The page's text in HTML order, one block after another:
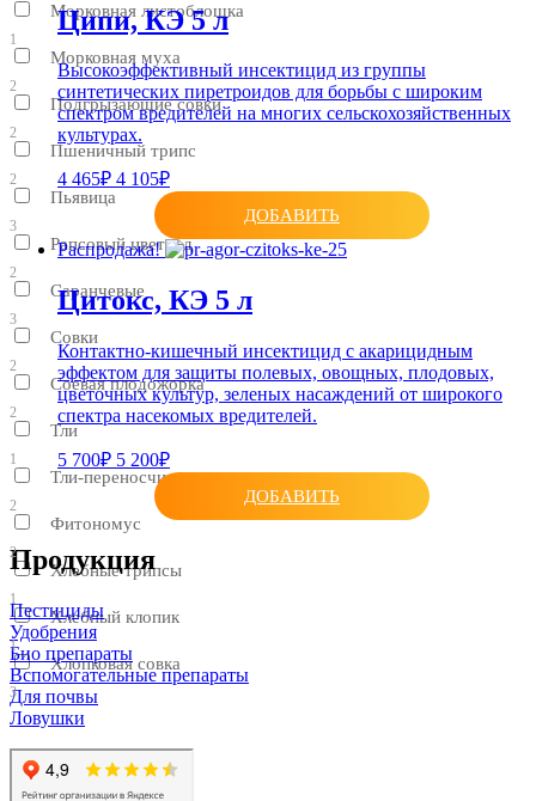
Морковная листоблошка
1
Морковная муха
2
Подгрызающие совки
2
Пшеничный трипс
2
Пьявица
3
Рапсовый цветоед
2
Саранчевые
3
Совки
2
Соевая плодожорка
2
Тли
1
Тли-переносчики вирусов
2
Фитономус
2
Хлебные трипсы
1
Хлебный клопик
1
Хлопковая совка
3
Ципи, КЭ 5 л
Высокоэффективный инсектицид из группы
синтетических пиретроидов для борьбы с широким
спектром вредителей на многих сельскохозяйственных
культурах.
4 465₽ 4 105₽
ДОБАВИТЬ
Распродажа!
Цитокс, КЭ 5 л
Контактно-кишечный инсектицид с акарицидным
эффектом для защиты полевых, овощных, плодовых,
цветочных культур, зеленых насаждений от широкого
спектра насекомых вредителей.
5 700₽ 5 200₽
ДОБАВИТЬ
Продукция
Пестициды
Удобрения
Био препараты
Вспомогательные препараты
Для почвы
Ловушки